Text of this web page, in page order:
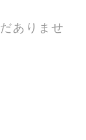
ありませ